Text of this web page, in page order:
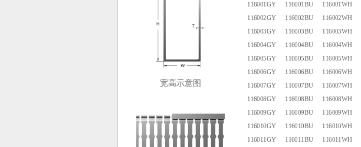
宽高示意图
116001GY 116001BU 116001WH
116002GY
116002BU 116002WH
116003GY
116003BU 116003WH
116004GY
116004BU 116004WH
116005GY
116005BU 116005WH
116006GY
116006BU 116006WH
116007GY
116007BU 116007WH
116008GY
116008BU 116008WH
116009GY
116009BU 116009WH
116010GY
116010BU 116010WH
116011GY
116011BU 116011WH